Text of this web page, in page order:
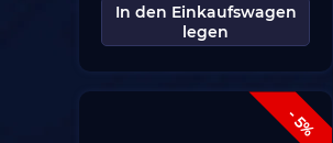
In den Einkaufswagen
legen
- 5%